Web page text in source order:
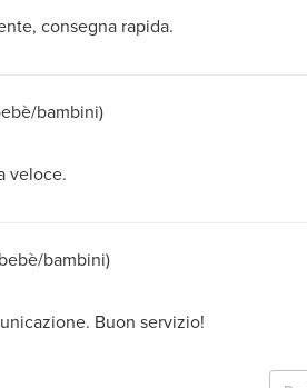
consegna rapida.
bambini)
veloce.
bambini)
Buon servizio!